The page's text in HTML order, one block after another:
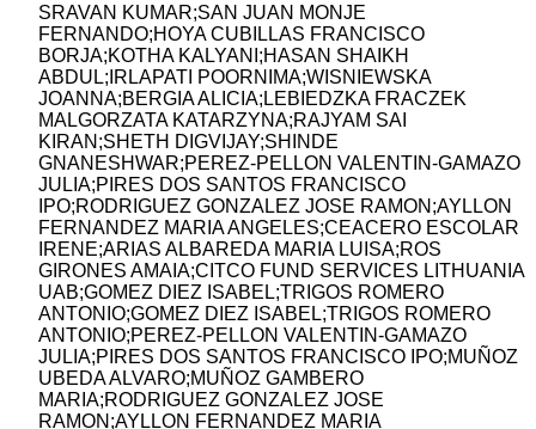
SRAVAN KUMAR;SAN JUAN MONJE
FERNANDO;HOYA CUBILLAS FRANCISCO
BORJA;KOTHA KALYANI;HASAN SHAIKH
ABDUL;IRLAPATI POORNIMA;WISNIEWSKA
JOANNA;BERGIA ALICIA;LEBIEDZKA FRACZEK
MALGORZATA KATARZYNA;RAJYAM SAI
KIRAN;SHETH DIGVIJAY;SHINDE
GNANESHWAR;PEREZ-PELLON VALENTIN-GAMAZO
JULIA;PIRES DOS SANTOS FRANCISCO
IPO;RODRIGUEZ GONZALEZ JOSE RAMON;AYLLON
FERNANDEZ MARIA ANGELES;CEACERO ESCOLAR
IRENE;ARIAS ALBAREDA MARIA LUISA;ROS
GIRONES AMAIA;CITCO FUND SERVICES LITHUANIA
UAB;GOMEZ DIEZ ISABEL;TRIGOS ROMERO
ANTONIO;GOMEZ DIEZ ISABEL;TRIGOS ROMERO
ANTONIO;PEREZ-PELLON VALENTIN-GAMAZO
JULIA;PIRES DOS SANTOS FRANCISCO IPO;MUÑOZ
UBEDA ALVARO;MUÑOZ GAMBERO
MARIA;RODRIGUEZ GONZALEZ JOSE
RAMON;AYLLON FERNANDEZ MARIA